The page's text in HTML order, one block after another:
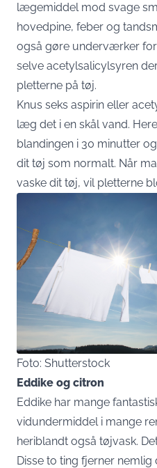
lægemiddel mod svage
hovedpine, feber og
også gøre underværker
selve acetylsalicylsyren
pletterne på tøj.
Knus seks aspirin eller
læg det i en skål vand.
blandingen i 30 minutter
dit tøj som normalt. Når
vaske dit tøj, vil pletterne
Foto: Shutterstock
Eddike og citron
Eddike har mange
vidundermiddel i mange
heriblandt også tøjvask.
Disse to ting fjerner